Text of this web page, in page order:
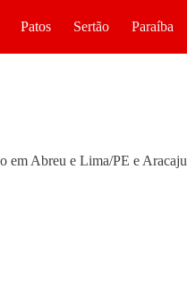
Patos Sertão Paraíba
em Abreu e Lima/PE e